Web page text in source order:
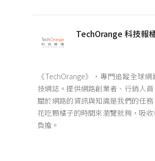
TechOrange 科技報
《TechOrange》，專門追蹤全球
技網誌。提供網路創業者、行銷人
關於網路的資訊與知識是我們的任
花吃顆橘子的時間來瀏覽就夠，吸
負擔。